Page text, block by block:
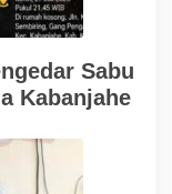
Sabu
Kabanjahe